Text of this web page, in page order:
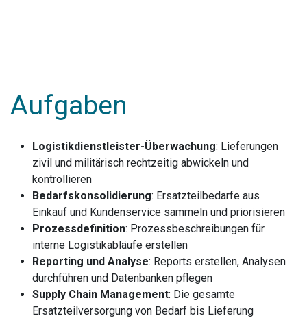
Aufgaben
Logistikdienstleister-Überwachung: Lieferungen
zivil und militärisch rechtzeitig abwickeln und
kontrollieren
Bedarfskonsolidierung: Ersatzteilbedarfe aus
Einkauf und Kundenservice sammeln und priorisieren
Prozessdefinition: Prozessbeschreibungen für
interne Logistikabläufe erstellen
Reporting und Analyse: Reports erstellen, Analysen
durchführen und Datenbanken pflegen
Supply Chain Management: Die gesamte
Ersatzteilversorgung von Bedarf bis Lieferung